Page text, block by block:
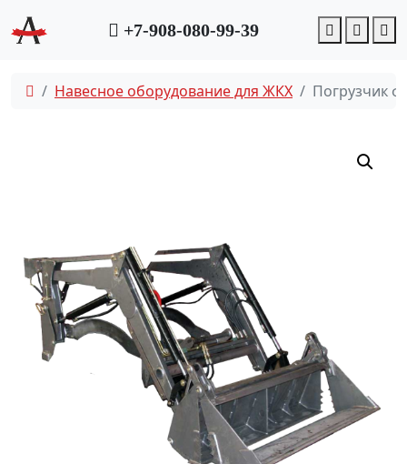
+7-908-080-99-39 Account
Cart
Навесное оборудование для ЖКХ Погрузчик